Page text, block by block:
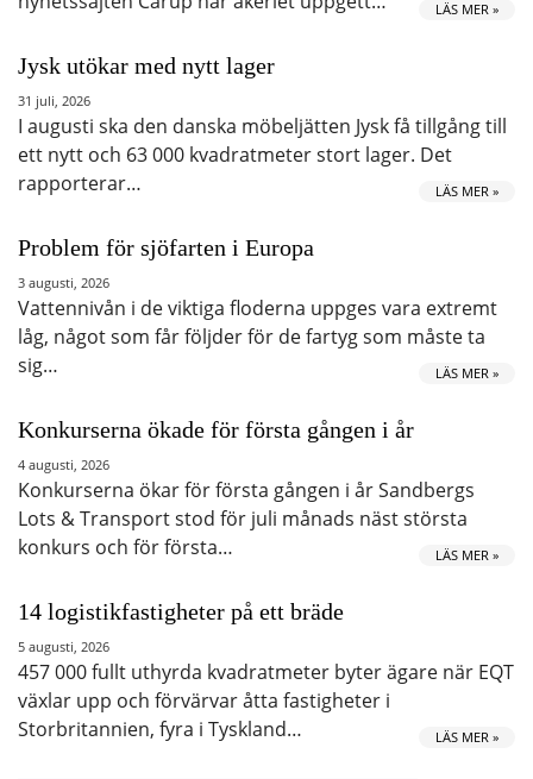
LÄS MER »
Jysk utökar med nytt lager
31 juli, 2026
I augusti ska den danska möbeljätten Jysk få tillgång till
ett nytt och 63 000 kvadratmeter stort lager. Det
rapporterar…
LÄS MER »
Problem för sjöfarten i Europa
3 augusti, 2026
Vattennivån i de viktiga floderna uppges vara extremt
låg, något som får följder för de fartyg som måste ta
sig…
LÄS MER »
Konkurserna ökade för första gången i år
4 augusti, 2026
Konkurserna ökar för första gången i år Sandbergs
Lots & Transport stod för juli månads näst största
konkurs och för första…
LÄS MER »
14 logistikfastigheter på ett bräde
5 augusti, 2026
457 000 fullt uthyrda kvadratmeter byter ägare när EQT
växlar upp och förvärvar åtta fastigheter i
Storbritannien, fyra i Tyskland…
LÄS MER »